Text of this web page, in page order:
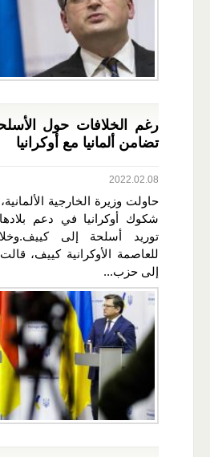
رغم الخلافات حول
تضامن ألمانيا مع أوكرانيا
2022.02.08
حاولت وزيرة الخارجية الألمانية،
شكوك أوكرانيا في دعم
توريد أسلحة إلى
للعاصمة الأوكرانية كييف،
إلى حزب...